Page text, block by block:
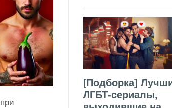
[Подборка]
ЛГБТ-сериалы,